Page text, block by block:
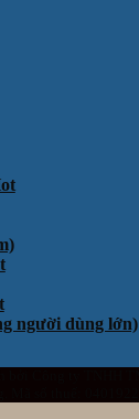
người dùng lớn)